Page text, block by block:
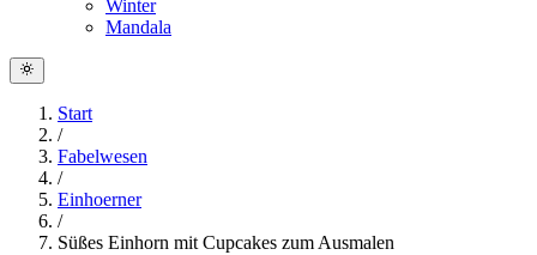
Winter
Mandala
Start
/
Fabelwesen
/
Einhoerner
/
Süßes Einhorn mit Cupcakes zum Ausmalen